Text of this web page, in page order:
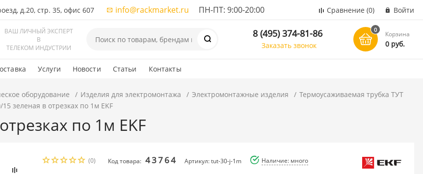
д.20, стр. 35, офис 607 info@rackmarket.ru ПН-ПТ: 9:00-20:00 Сравнение (0) Войти
ВАШ ЛИЧНЫЙ ЭКСПЕРТ
В
ТЕЛЕКОМ ИНДУСТРИИ
8 (495) 374-81-86
Заказать звонок
0
Корзина
0 руб.
Услуги Новости Статьи Контакты
оборудование Изделия для электромонтажа Электромонтажные изделия
Термоусаживаемая трубка ТУТ
зеленая в отрезках по 1м EKF
по 1м EKF
(0) Код товара: 43764 Артикул: tut-30-j-1m Наличие: много